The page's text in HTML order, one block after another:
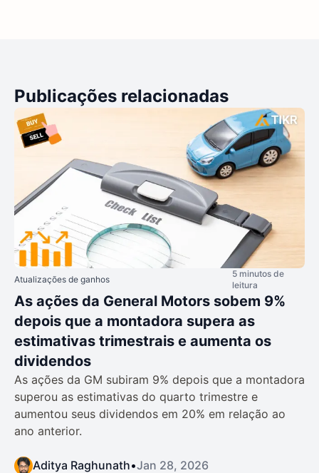
Publicações relacionadas
Atualizações de ganhos
5 minutos de
leitura
As ações da General Motors sobem 9%
depois que a montadora supera as
estimativas trimestrais e aumenta os
dividendos
As ações da GM subiram 9% depois que a montadora
superou as estimativas do quarto trimestre e
aumentou seus dividendos em 20% em relação ao
ano anterior.
Aditya Raghunath•Jan 28, 2026